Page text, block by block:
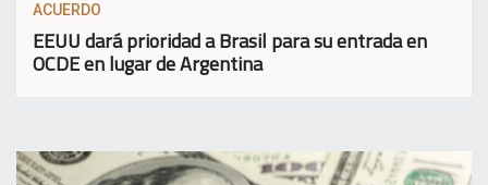
ACUERDO
EEUU dará prioridad a Brasil para su entrada en
OCDE en lugar de Argentina